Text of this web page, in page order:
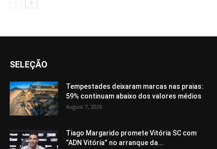
SELEÇÃO
Tempestades deixaram marcas nas praias:
59% continuam abaixo dos valores médios
August 7, 2026
Tiago Margarido promete Vitória SC com
“ADN Vitória” no arranque da...